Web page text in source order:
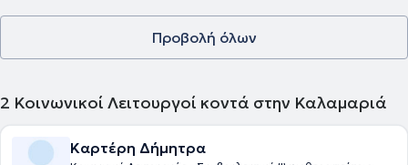
Προβολή όλων
2 Κοινωνικοί Λειτουργοί κοντά στην Καλαμαριά
Καρτέρη Δήμητρα